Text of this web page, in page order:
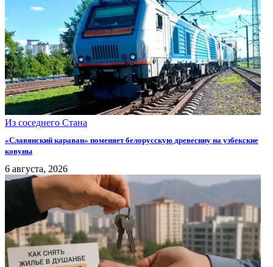
Из соседнего Стана
«Славянский караван» поменяет белорусскую древесину на узбекские
ковуны
6 августа, 2026